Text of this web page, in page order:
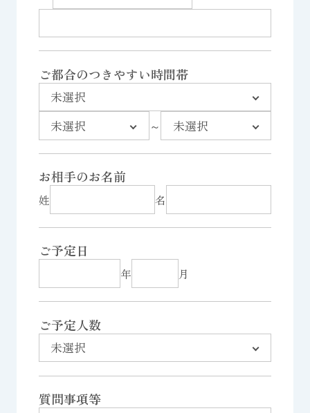
ご都合のつきやすい時間帯
～
お相手のお名前
姓 名
ご予定日
年 月
ご予定人数
質問事項等